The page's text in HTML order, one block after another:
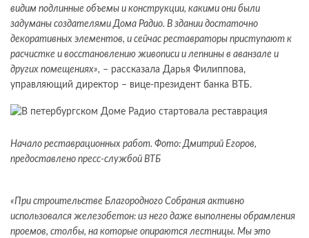
видим подлинные объемы и конструкции, какими они были
задуманы создателями Дома Радио. В здании достаточно
декоративных элементов, и сейчас реставраторы приступают к
расчистке и восстановлению живописи и лепнины в аванзале и
других помещениях», – рассказала Дарья Филиппова,
управляющий директор – вице-президент банка ВТБ.
Начало реставрационных работ. Фото: Дмитрий Егоров,
предоставлено пресс-службой ВТБ
«При строительстве Благородного Собрания активно
использовался железобетон: из него даже выполнены обрамления
проемов, столбы, на которые опираются лестницы. Мы это